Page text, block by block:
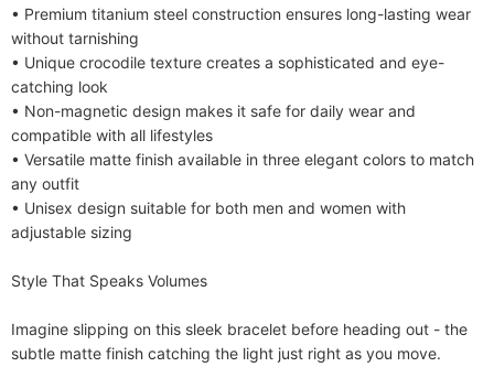
• Premium titanium steel construction ensures long-lasting wear
without tarnishing
• Unique crocodile texture creates a sophisticated and eye-
catching look
• Non-magnetic design makes it safe for daily wear and
compatible with all lifestyles
• Versatile matte finish available in three elegant colors to match
any outfit
• Unisex design suitable for both men and women with
adjustable sizing
Style That Speaks Volumes
Imagine slipping on this sleek bracelet before heading out - the
subtle matte finish catching the light just right as you move.